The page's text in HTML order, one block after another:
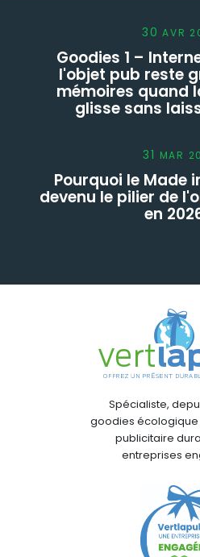
30 AVR
Goodies 1 –
l'objet pub reste
mémoires quand
glisse sans
31 MAR
Pourquoi le Made
devenu le pilier de
en
Spécialiste,
goodies
publicitaire
entreprises